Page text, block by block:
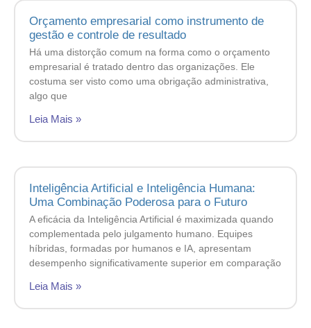
Orçamento empresarial como instrumento de
gestão e controle de resultado
Há uma distorção comum na forma como o orçamento
empresarial é tratado dentro das organizações. Ele
costuma ser visto como uma obrigação administrativa,
algo que
Leia Mais »
Inteligência Artificial e Inteligência Humana:
Uma Combinação Poderosa para o Futuro
A eficácia da Inteligência Artificial é maximizada quando
complementada pelo julgamento humano. Equipes
híbridas, formadas por humanos e IA, apresentam
desempenho significativamente superior em comparação
Leia Mais »